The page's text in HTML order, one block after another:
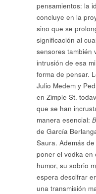
pensamientos: la
concluye en la
sino que se
significación al
sensores también
intrusión de esa
forma de pensar.
Julio Medem y
en Zimple St.
que se han
manera esencial:
de García
Saura. Además
poner el vodka en
humor, su sobrio
espera descifrar
una transmisión